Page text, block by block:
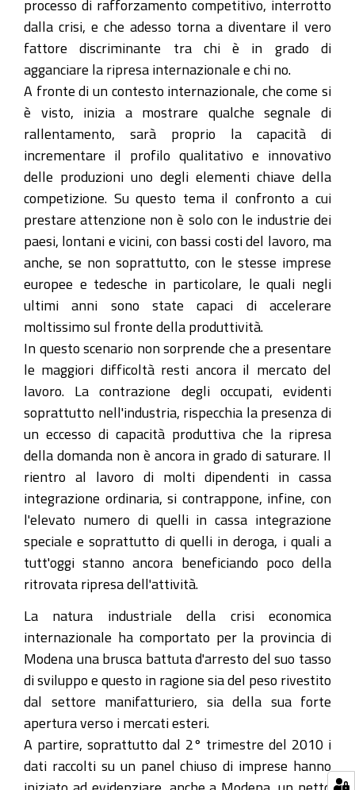
processo di rafforzamento competitivo, interrotto
dalla crisi, e che adesso torna a diventare il vero
fattore discriminante tra chi è in grado di
agganciare la ripresa internazionale e chi no.
A fronte di un contesto internazionale, che come si
è visto, inizia a mostrare qualche segnale di
rallentamento, sarà proprio la capacità di
incrementare il profilo qualitativo e innovativo
delle produzioni uno degli elementi chiave della
competizione. Su questo tema il confronto a cui
prestare attenzione non è solo con le industrie dei
paesi, lontani e vicini, con bassi costi del lavoro, ma
anche, se non soprattutto, con le stesse imprese
europee e tedesche in particolare, le quali negli
ultimi anni sono state capaci di accelerare
moltissimo sul fronte della produttività.
In questo scenario non sorprende che a presentare
le maggiori difficoltà resti ancora il mercato del
lavoro. La contrazione degli occupati, evidenti
soprattutto nell'industria, rispecchia la presenza di
un eccesso di capacità produttiva che la ripresa
della domanda non è ancora in grado di saturare. Il
rientro al lavoro di molti dipendenti in cassa
integrazione ordinaria, si contrappone, infine, con
l'elevato numero di quelli in cassa integrazione
speciale e soprattutto di quelli in deroga, i quali a
tutt'oggi stanno ancora beneficiando poco della
ritrovata ripresa dell'attività.
La natura industriale della crisi economica
internazionale ha comportato per la provincia di
Modena una brusca battuta d'arresto del suo tasso
di sviluppo e questo in ragione sia del peso rivestito
dal settore manifatturiero, sia della sua forte
apertura verso i mercati esteri.
A partire, soprattutto dal 2° trimestre del 2010 i
dati raccolti su un panel chiuso di imprese hanno
iniziato ad evidenziare, anche a Modena, un netto